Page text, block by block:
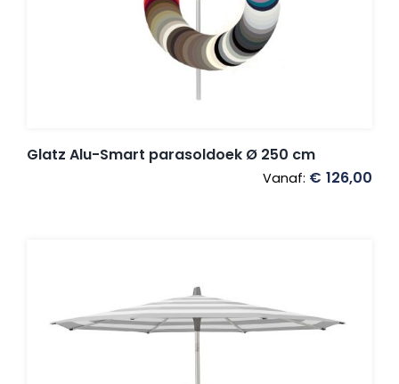
Glatz Alu-Smart parasoldoek Ø 250 cm
Vanaf: € 126,00